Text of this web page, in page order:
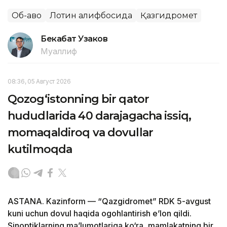
Об-ҳаво Лотин алифбосида Қазгидромет
Бекабат Узаков
Муаллиф
08:36, 05 Август 2026
Qozog‘istonning bir qator
hududlarida 40 darajagacha issiq,
momaqaldiroq va dovullar
kutilmoqda
ASTANA. Kazinform — “Qazgidromet” RDK 5-avgust
kuni uchun dovul haqida ogohlantirish e’lon qildi.